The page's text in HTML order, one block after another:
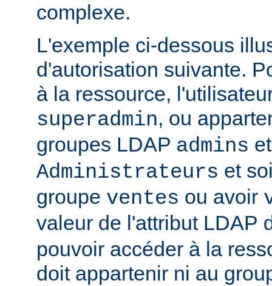
complexe.
L'exemple ci-dessous
d'autorisation suivante.
à la ressource,
superadmin, ou
groupes LDAP admins et
Administrateurs et
groupe ventes ou avoir
valeur de l'attribut LDAP
pouvoir accéder à la
doit appartenir ni au